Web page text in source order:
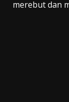
merebut dan